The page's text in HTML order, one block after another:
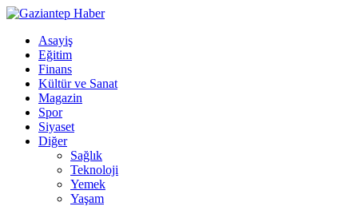
Asayiş
Eğitim
Finans
Kültür ve Sanat
Magazin
Spor
Siyaset
Diğer
Sağlık
Teknoloji
Yemek
Yaşam